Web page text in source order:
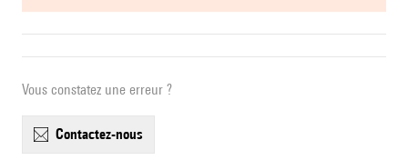
Vous constatez une erreur ?
contactez-nous